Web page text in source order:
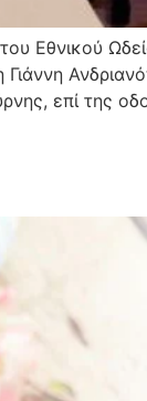
Εθνικού
επί